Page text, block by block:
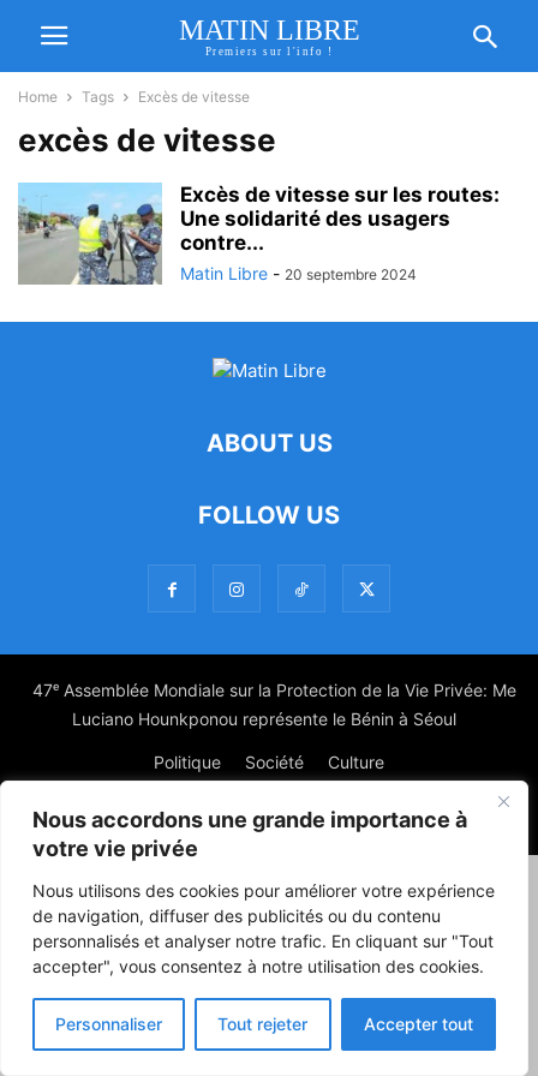
Nous accordons une grande importance à
votre vie privée
Nous utilisons des cookies pour améliorer votre expérience
de navigation, diffuser des publicités ou du contenu
personnalisés et analyser notre trafic. En cliquant sur "Tout
accepter", vous consentez à notre utilisation des cookies.
Personnaliser Tout rejeter Accepter tout
MATIN LIBRE
Premiers sur l'info !
Home Tags Excès de vitesse
excès de vitesse
Excès de vitesse sur les routes:
Une solidarité des usagers
contre...
Matin Libre - 20 septembre 2024
ABOUT US
FOLLOW US
47ᵉ Assemblée Mondiale sur la Protection de la Vie Privée: Me
Luciano Hounkponou représente le Bénin à Séoul
Politique Société Culture
© Powered by digitXplus Francophone